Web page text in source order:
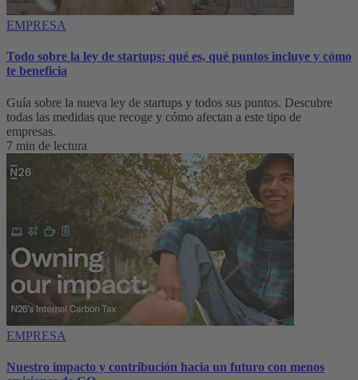
EMPRESA
Todo sobre la ley de startups: qué es, qué puntos incluye y cómo
te beneficia
Guía sobre la nueva ley de startups y todos sus puntos. Descubre
todas las medidas que recoge y cómo afectan a este tipo de
empresas.
7 min de lectura
EMPRESA
Nuestro impacto y contribución hacia un futuro con menos